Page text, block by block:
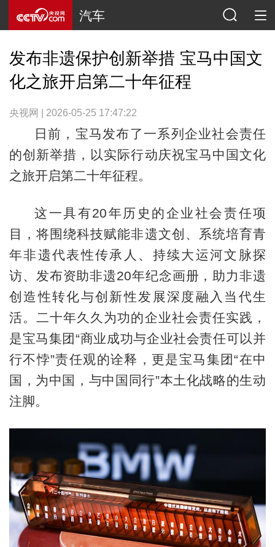
汽车
发布非遗保护创新举措 宝马中国文
化之旅开启第二十年征程
央视网 | 2026-05-25 17:47:22
日前，宝马发布了一系列企业社会责任
的创新举措，以实际行动庆祝宝马中国文化
之旅开启第二十年征程。
这一具有20年历史的企业社会责任项
目，将围绕科技赋能非遗文创、系统培育青
年非遗代表性传承人、持续大运河文脉探
访、发布资助非遗20年纪念画册，助力非遗
创造性转化与创新性发展深度融入当代生
活。二十年久久为功的企业社会责任实践，
是宝马集团“商业成功与企业社会责任可以并
行不悖”责任观的诠释，更是宝马集团“在中
国，为中国，与中国同行”本土化战略的生动
注脚。